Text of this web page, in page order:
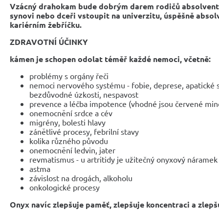
Vzácný drahokam bude dobrým darem rodičů
synovi nebo dceři vstoupit na univerzitu, úspěšně
kariérním žebříčku.
ZDRAVOTNÍ ÚČINKY
kámen je schopen odolat téměř každé nemoci, včetně:
problémy s orgány řeči
nemoci nervového systému - fobie, deprese, apatické
bezdůvodné úzkosti, nespavost
prevence a léčba impotence (vhodné jsou červené
onemocnění srdce a cév
migrény, bolesti hlavy
zánětlivé procesy, febrilní stavy
kolika různého původu
onemocnění ledvin, jater
revmatismus - u artritidy je užitečný onyxový náramek
astma
závislost na drogách, alkoholu
onkologické procesy
Onyx navíc zlepšuje paměť, zlepšuje koncentraci a